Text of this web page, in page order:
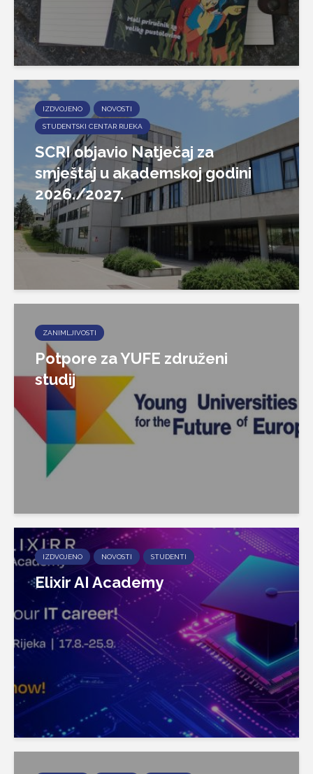
IZDVOJENO NOVOSTI
STUDENTSKI CENTAR RIJEKA
SCRI objavio Natječaj za
smještaj u akademskoj godini
2026./2027.
ZANIMLJIVOSTI
Potpore za YUFE združeni
studij
IZDVOJENO NOVOSTI STUDENTI
Elixir AI Academy